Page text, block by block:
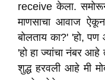
receive केला.
माणसाचा आवाज
बोलताय का?' 'हो,
'हो हा ज्यांचा नंबर
शुद्ध हरवली आहे मी